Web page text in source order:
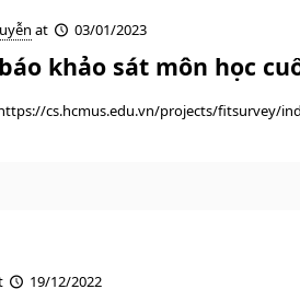
at 03/01/2023
báo khảo sát môn học
cs.hcmus.edu.vn/projects/fitsurvey/
19/12/2022